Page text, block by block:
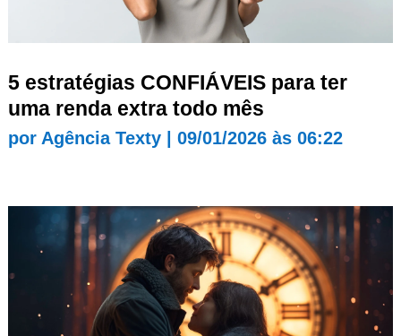
5 estratégias CONFIÁVEIS para ter
uma renda extra todo mês
por Agência Texty| 09/01/2026 às 06:22